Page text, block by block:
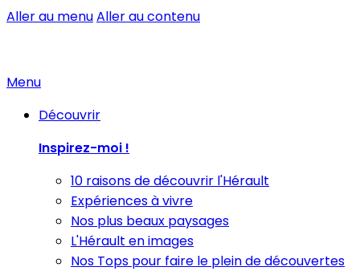
Aller au menuAller au contenu
Menu
Découvrir
Inspirez-moi !
10 raisons de découvrir l'Hérault
Expériences à vivre
Nos plus beaux paysages
L'Hérault en images
Nos Tops pour faire le plein de découvertes